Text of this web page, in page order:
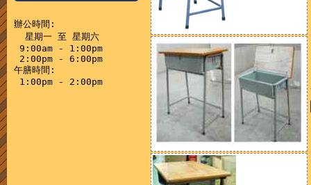
辦公時間:
  星期一 至 星期六
9:00am - 1:00pm
2:00pm - 6:00pm
午膳時間: